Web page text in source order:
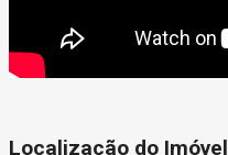
Localização do Imóvel